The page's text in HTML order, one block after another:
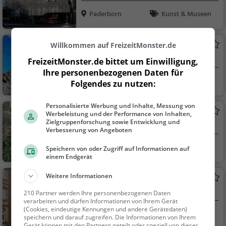
Paderborn Kunst & Museen
Rathaus Paderborn
Rathaus in Paderborn
Paderborn
Geisselscher Garten
Park in Paderborn
Paderborn
Familie & Kinder,
Riemekepark
Park in Paderborn (Riemekeviertel)
Paderborn
Familie & Kinder,
Willkommen auf FreizeitMonster.de
FreizeitMonster.de bittet um Einwilligung,
Ihre personenbezogenen Daten für
Folgendes zu nutzen:
Personalisierte Werbung und Inhalte, Messung von
Werbeleistung und der Performance von Inhalten,
Zielgruppenforschung sowie Entwicklung und
Verbesserung von Angeboten
Speichern von oder Zugriff auf Informationen auf
einem Endgerät
Weitere Informationen
210 Partner werden Ihre personenbezogenen Daten
verarbeiten und dürfen Informationen von Ihrem Gerät
(Cookies, eindeutige Kennungen und andere Gerätedaten)
speichern und darauf zugreifen. Die Informationen von Ihrem